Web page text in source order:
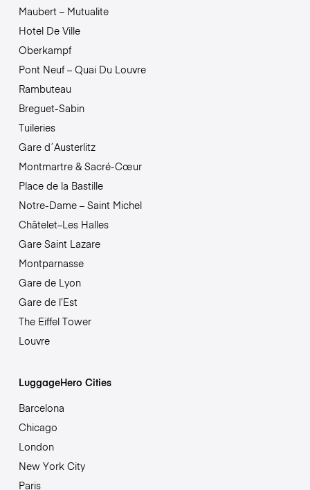
Maubert – Mutualite
Hotel De Ville
Oberkampf
Pont Neuf – Quai Du Louvre
Rambuteau
Breguet-Sabin
Tuileries
Gare d´Austerlitz
Montmartre & Sacré-Cœur
Place de la Bastille
Notre-Dame – Saint Michel
Châtelet–Les Halles
Gare Saint Lazare
Montparnasse
Gare de Lyon
Gare de l’Est
The Eiffel Tower
Louvre
LuggageHero Cities
Barcelona
Chicago
London
New York City
Paris